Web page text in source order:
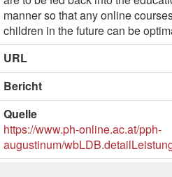
manner so that any online
children in the future can be
URL
Bericht
Quelle
https://www.ph-online.ac.at/pph-
augustinum/